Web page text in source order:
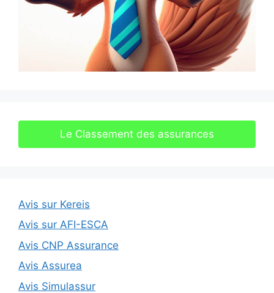
Le Classement des assurances
Avis sur Kereis
Avis sur AFI-ESCA
Avis CNP Assurance
Avis Assurea
Avis Simulassur